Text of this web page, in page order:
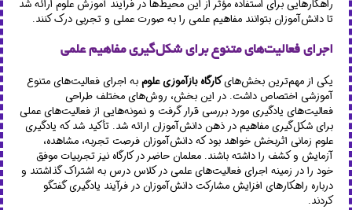
راهکارهایی برای استفاده مؤثر از این محیط‌ها در فرآیند آموزش علوم ارائه شد
تا دانش‌آموزان بتوانند مفاهیم علمی را به صورت عملی و تجربی درک کنند.
اجرای فعالیت‌های متنوع برای شکل‌گیری مفاهیم علمی
یکی از مهم‌ترین بخش‌هایکارگاه بازآموزی علومبه اجرای فعالیت‌های متنوع
آموزشی اختصاص داشت. در این بخش، روش‌های مختلف طراحی
فعالیت‌های یادگیری مورد بررسی قرار گرفت و نمونه‌هایی از فعالیت‌های عملی
برای شکل‌گیری مفاهیم در ذهن دانش‌آموزان ارائه شد. تأکید شد که یادگیری
علوم زمانی اثربخش خواهد بود که دانش‌آموزان فرصت تجربه، مشاهده،
آزمایش و کشف را داشته باشند. معلمان حاضر در کارگاه نیز تجربیات موفق
خود را در زمینه اجرای فعالیت‌های علمی در کلاس درس به اشتراک گذاشتند و
درباره راهکارهای افزایش مشارکت دانش‌آموزان در فرآیند یادگیری گفتگو
کردند.